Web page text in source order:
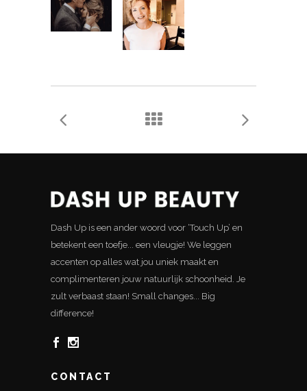
Dash Up is een ander woord voor ‘Touch Up’ en
betekent een toefje... een vleugje! We leggen
accenten op alles wat jou uniek maakt en
complimenteren jouw natuurlijk schoonheid. Je
zult verbaast staan! Small changes... Big
difference!
CONTACT